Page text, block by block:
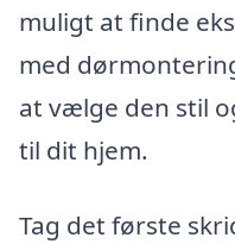
muligt at finde
med
at vælge den stil
til dit hjem.
Tag det første